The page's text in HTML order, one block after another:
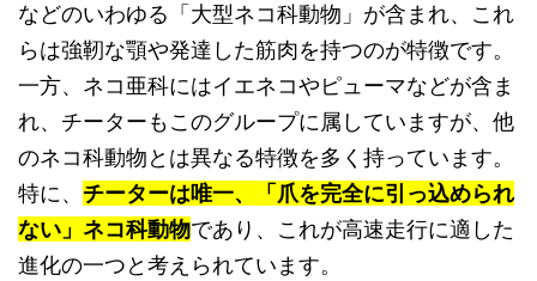
などのいわゆる「大型ネコ科動物」が含まれ、これ
らは強靭な顎や発達した筋肉を持つのが特徴です。
一方、ネコ亜科にはイエネコやピューマなどが含ま
れ、チーターもこのグループに属していますが、他
のネコ科動物とは異なる特徴を多く持っています。
特に、 チーターは唯一、「爪を完全に引っ込められ
ない」ネコ科動物であり、これが高速走行に適した
進化の一つと考えられています。